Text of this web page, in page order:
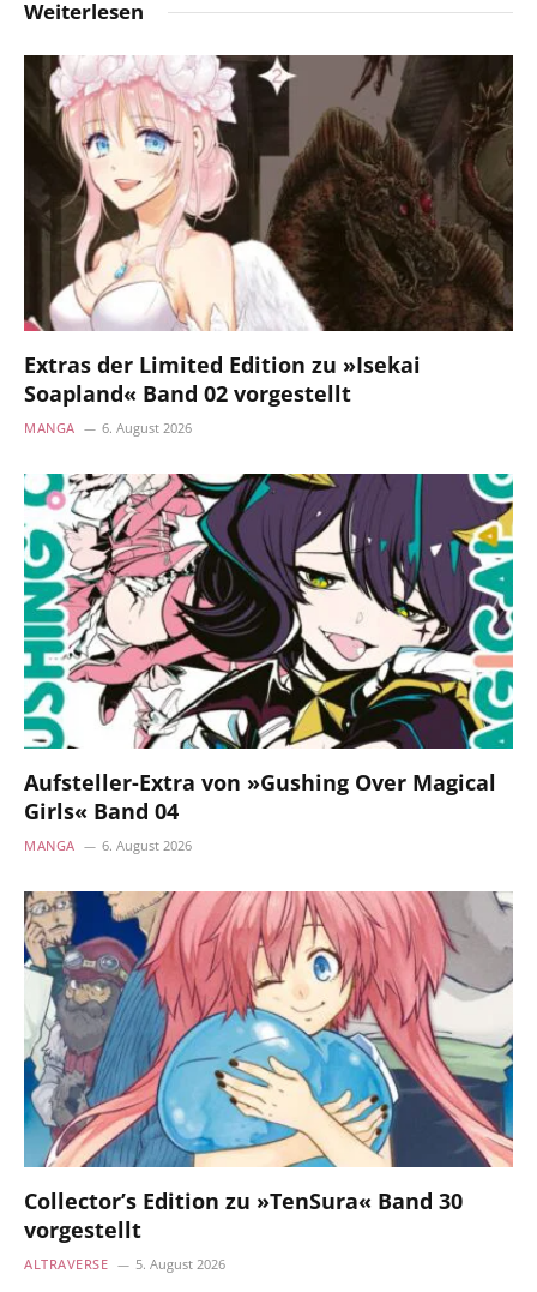
Weiterlesen
Extras der Limited Edition zu »Isekai
Soapland« Band 02 vorgestellt
MANGA 6. August 2026
Aufsteller-Extra von »Gushing Over Magical
Girls« Band 04
MANGA 6. August 2026
Collector’s Edition zu »TenSura« Band 30
vorgestellt
ALTRAVERSE 5. August 2026